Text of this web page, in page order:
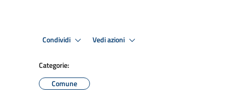
Condividi Vedi azioni
Categorie:
Comune